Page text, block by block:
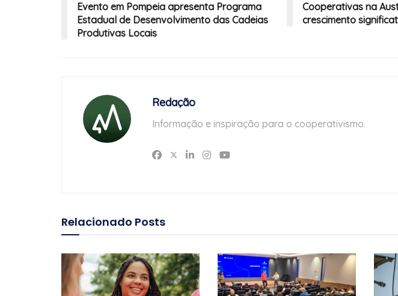
Evento em Pompeia apresenta Programa
Estadual de Desenvolvimento das Cadeias
Produtivas Locais
Cooperativas na
crescimento
Redação
Informação e inspiração para o cooperativismo.
Relacionado Posts